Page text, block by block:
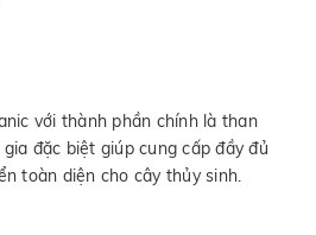
với thành phần chính là than
đặc biệt giúp cung cấp đầy đủ
toàn diện cho cây thủy sinh.